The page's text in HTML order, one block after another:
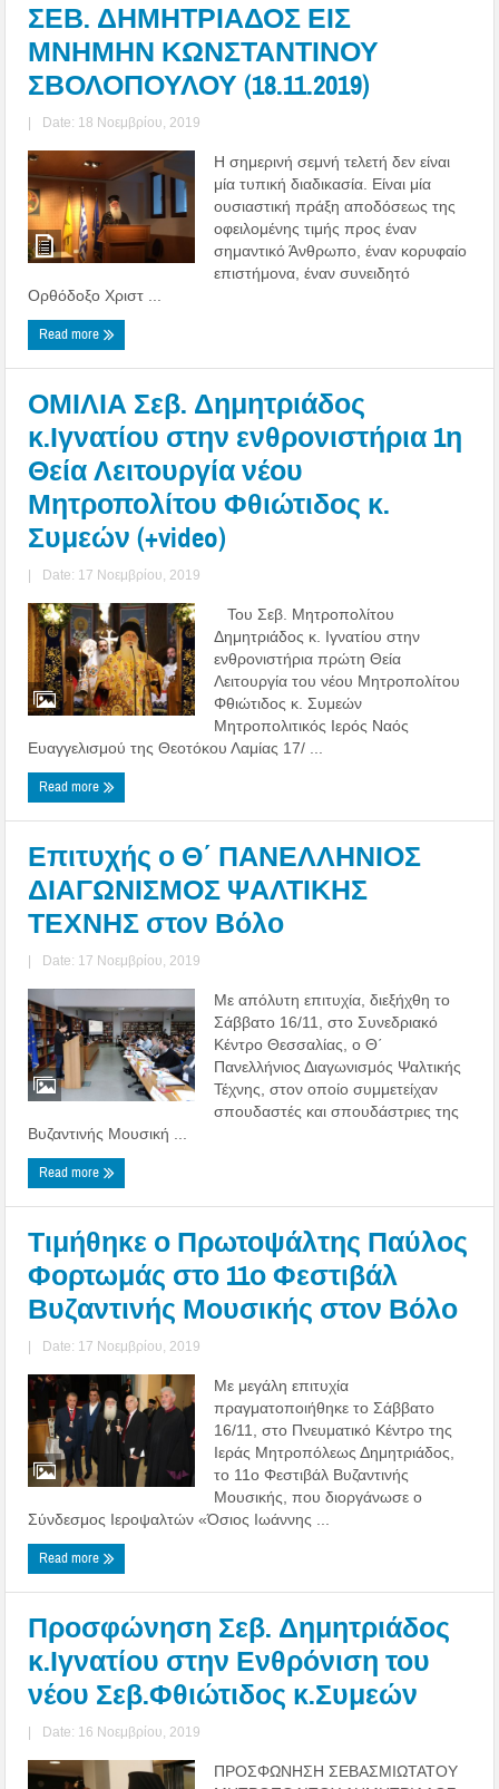
ΣΕΒ. ΔΗΜΗΤΡΙΑΔΟΣ ΕΙΣ
ΜΝΗΜΗΝ ΚΩΝΣΤΑΝΤΙΝΟΥ
ΣΒΟΛΟΠΟΥΛΟΥ (18.11.2019)
| Date: 18 Νοεμβρίου, 2019
Η σημερινή σεμνή τελετή δεν είναι
μία τυπική διαδικασία. Είναι μία
ουσιαστική πράξη αποδόσεως της
οφειλομένης τιμής προς έναν
σημαντικό Άνθρωπο, έναν κορυφαίο
επιστήμονα, έναν συνειδητό
Ορθόδοξο Χριστ ...
Read more
ΟΜΙΛΙΑ Σεβ. Δημητριάδος
κ.Ιγνατίου στην ενθρονιστήρια 1η
Θεία Λειτουργία νέου
Μητροπολίτου Φθιώτιδος κ.
Συμεών (+video)
| Date: 17 Νοεμβρίου, 2019
Του Σεβ. Μητροπολίτου
Δημητριάδος κ. Ιγνατίου στην
ενθρονιστήρια πρώτη Θεία
Λειτουργία του νέου Μητροπολίτου
Φθιώτιδος κ. Συμεών
Μητροπολιτικός Ιερός Ναός
Ευαγγελισμού της Θεοτόκου Λαμίας 17/ ...
Read more
Επιτυχής ο Θ΄ ΠΑΝΕΛΛΗΝΙΟΣ
ΔΙΑΓΩΝΙΣΜΟΣ ΨΑΛΤΙΚΗΣ
ΤΕΧΝΗΣ στον Βόλο
| Date: 17 Νοεμβρίου, 2019
Με απόλυτη επιτυχία, διεξήχθη το
Σάββατο 16/11, στο Συνεδριακό
Κέντρο Θεσσαλίας, ο Θ΄
Πανελλήνιος Διαγωνισμός Ψαλτικής
Τέχνης, στον οποίο συμμετείχαν
σπουδαστές και σπουδάστριες της
Βυζαντινής Μουσική ...
Read more
Τιμήθηκε ο Πρωτοψάλτης Παύλος
Φορτωμάς στο 11ο Φεστιβάλ
Βυζαντινής Μουσικής στον Βόλο
| Date: 17 Νοεμβρίου, 2019
Με μεγάλη επιτυχία
πραγματοποιήθηκε το Σάββατο
16/11, στο Πνευματικό Κέντρο της
Ιεράς Μητροπόλεως Δημητριάδος,
το 11ο Φεστιβάλ Βυζαντινής
Μουσικής, που διοργάνωσε ο
Σύνδεσμος Ιεροψαλτών «Όσιος Ιωάννης ...
Read more
Προσφώνηση Σεβ. Δημητριάδος
κ.Ιγνατίου στην Ενθρόνιση του
νέου Σεβ.Φθιώτιδος κ.Συμεών
| Date: 16 Νοεμβρίου, 2019
ΠΡΟΣΦΩΝΗΣΗ ΣΕΒΑΣΜΙΩΤΑΤΟΥ